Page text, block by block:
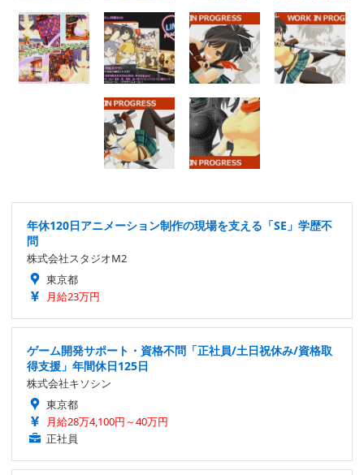
年休120日アニメーション制作の現場を支える「SE」学歴不
問
株式会社スタジオM2
東京都
月給23万円
ゲーム開発サポート・資格不問「正社員/土日祝休み/資格取
得支援」年間休日125日
株式会社キソシン
東京都
月給28万4,100円～40万円
正社員